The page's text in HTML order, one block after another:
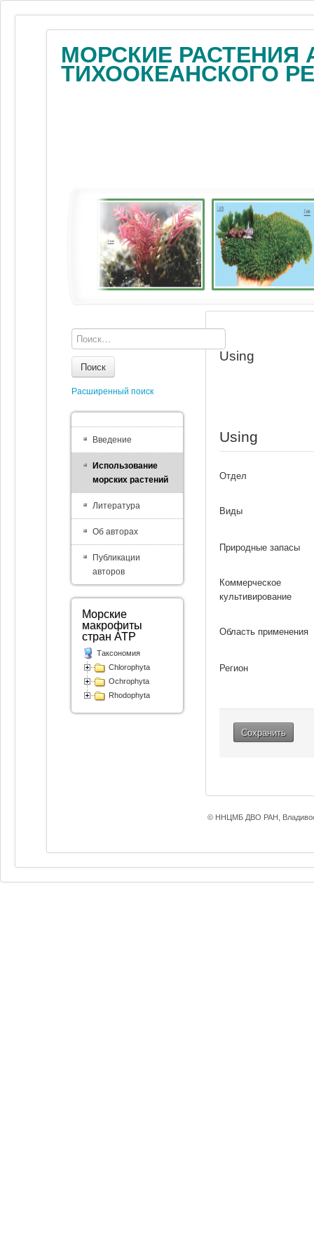
МОРСКИЕ РАСТЕНИЯ
ТИХООКЕАНСКОГО
Using
Using
Отдел
Виды
Природные запасы
Коммерческое
культивирование
Область применения
Регион
Сохранить
Поиск
Расширенный поиск
Введение
Использование
морских растений
Литература
Об авторах
Публикации
авторов
Морские
макрофиты
стран АТР
Таксономия
Chlorophyta
Ochrophyta
Rhodophyta
© ННЦМБ ДВО РАН,